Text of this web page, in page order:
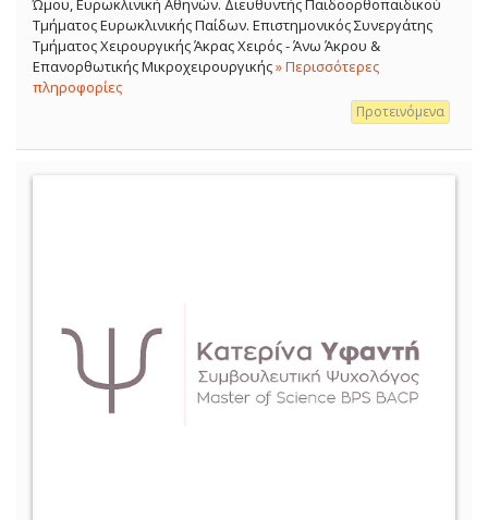
Ώμου, Ευρωκλινική Αθηνών. Διευθυντής Παιδοορθοπαιδικού
Τμήματος Ευρωκλινικής Παίδων. Επιστημονικός Συνεργάτης
Τμήματος Χειρουργικής Άκρας Χειρός - Άνω Άκρου &
Επανορθωτικής Μικροχειρουργικής» Περισσότερες
πληροφορίες
Προτεινόμενα